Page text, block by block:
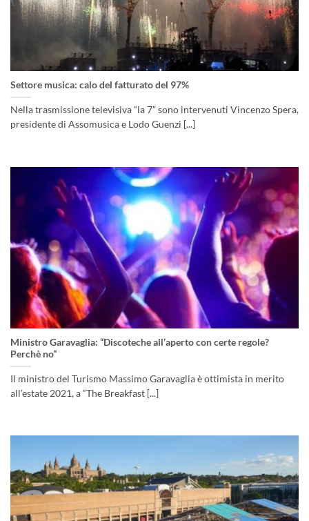
Settore musica: calo del fatturato del 97%
Nella trasmissione televisiva “la 7” sono intervenuti Vincenzo Spera,
presidente di Assomusica e Lodo Guenzi [...]
Ministro Garavaglia: “Discoteche all’aperto con certe regole?
Perchè no”
Il ministro del Turismo Massimo Garavaglia è ottimista in merito
all’estate 2021, a “The Breakfast [...]